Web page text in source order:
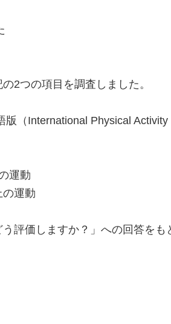
2つの項目を調査しました。
（International Physical
運動
運動
う評価しますか？」への回答を